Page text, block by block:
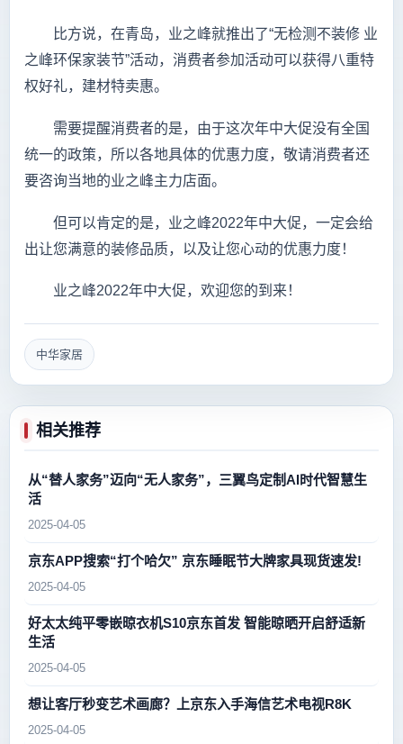
比方说，在青岛，业之峰就推出了“无检测不装修 业
之峰环保家装节”活动，消费者参加活动可以获得八重特
权好礼，建材特卖惠。
需要提醒消费者的是，由于这次年中大促没有全国
统一的政策，所以各地具体的优惠力度，敬请消费者还
要咨询当地的业之峰主力店面。
但可以肯定的是，业之峰2022年中大促，一定会给
出让您满意的装修品质，以及让您心动的优惠力度！
业之峰2022年中大促，欢迎您的到来！
中华家居
相关推荐
从“替人家务”迈向“无人家务”，三翼鸟定制AI时代智慧生
活
2025-04-05
京东APP搜索“打个哈欠” 京东睡眠节大牌家具现货速发!
2025-04-05
好太太纯平零嵌晾衣机S10京东首发 智能晾晒开启舒适新
生活
2025-04-05
想让客厅秒变艺术画廊？上京东入手海信艺术电视R8K
2025-04-05